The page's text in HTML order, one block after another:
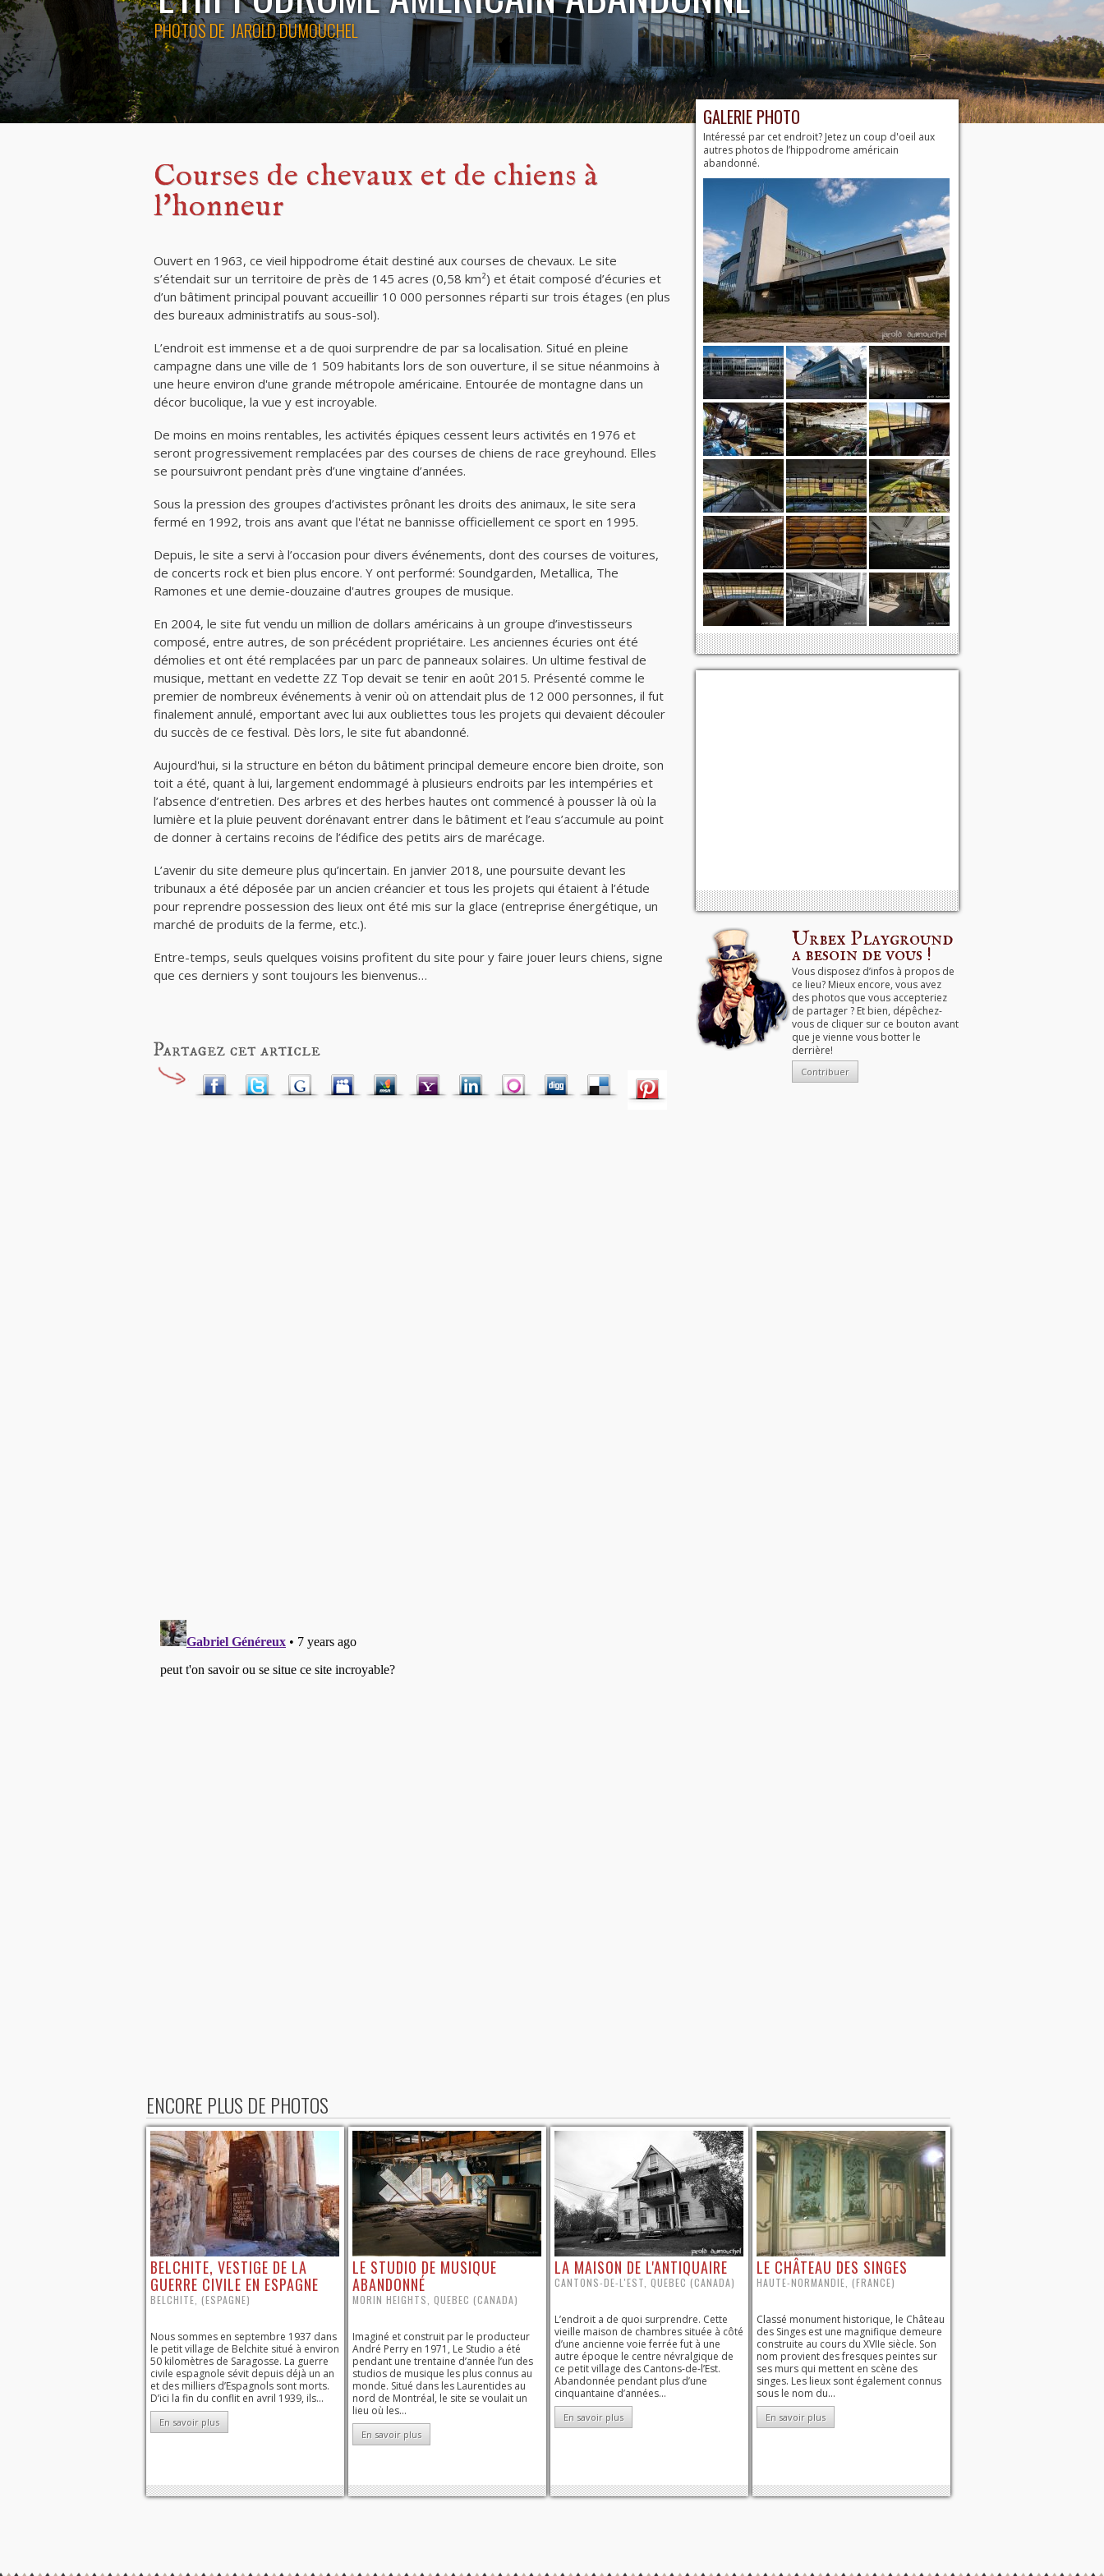
JAROLD DUMOUCHEL
PHOTOS DE
Courses de chevaux et de chiens à
l'honneur
Ouvert en 1963, ce vieil hippodrome était destiné aux courses de chevaux. Le site
s’étendait sur un territoire de près de 145 acres (0,58 km²) et était composé d’écuries et
d’un bâtiment principal pouvant accueillir 10 000 personnes réparti sur trois étages (en plus
des bureaux administratifs au sous-sol).
L’endroit est immense et a de quoi surprendre de par sa localisation. Situé en pleine
campagne dans une ville de 1 509 habitants lors de son ouverture, il se situe néanmoins à
une heure environ d'une grande métropole américaine. Entourée de montagne dans un
décor bucolique, la vue y est incroyable.
De moins en moins rentables, les activités épiques cessent leurs activités en 1976 et
seront progressivement remplacées par des courses de chiens de race greyhound. Elles
se poursuivront pendant près d’une vingtaine d’années.
Sous la pression des groupes d’activistes prônant les droits des animaux, le site sera
fermé en 1992, trois ans avant que l'état ne bannisse officiellement ce sport en 1995.
Depuis, le site a servi à l’occasion pour divers événements, dont des courses de voitures,
de concerts rock et bien plus encore. Y ont performé: Soundgarden, Metallica, The
Ramones et une demie-douzaine d'autres groupes de musique.
En 2004, le site fut vendu un million de dollars américains à un groupe d’investisseurs
composé, entre autres, de son précédent propriétaire. Les anciennes écuries ont été
démolies et ont été remplacées par un parc de panneaux solaires. Un ultime festival de
musique, mettant en vedette ZZ Top devait se tenir en août 2015. Présenté comme le
premier de nombreux événements à venir où on attendait plus de 12 000 personnes, il fut
finalement annulé, emportant avec lui aux oubliettes tous les projets qui devaient découler
du succès de ce festival. Dès lors, le site fut abandonné.
Aujourd'hui, si la structure en béton du bâtiment principal demeure encore bien droite, son
toit a été, quant à lui, largement endommagé à plusieurs endroits par les intempéries et
l’absence d’entretien. Des arbres et des herbes hautes ont commencé à pousser là où la
lumière et la pluie peuvent dorénavant entrer dans le bâtiment et l’eau s’accumule au point
de donner à certains recoins de l’édifice des petits airs de marécage.
L’avenir du site demeure plus qu’incertain. En janvier 2018, une poursuite devant les
tribunaux a été déposée par un ancien créancier et tous les projets qui étaient à l’étude
pour reprendre possession des lieux ont été mis sur la glace (entreprise énergétique, un
marché de produits de la ferme, etc.).
Entre-temps, seuls quelques voisins profitent du site pour y faire jouer leurs chiens, signe
que ces derniers y sont toujours les bienvenus…
GALERIE PHOTO
Intéressé par cet endroit? Jetez un coup d'oeil aux
autres photos de l’hippodrome américain
abandonné.
Urbex Playground
a besoin de vous !
Vous disposez d’infos à propos de
ce lieu? Mieux encore, vous avez
des photos que vous accepteriez
de partager ? Et bien, dépêchez-
vous de cliquer sur ce bouton avant
que je vienne vous botter le
derrière!
Contribuer
ENCORE PLUS DE PHOTOS
BELCHITE, VESTIGE DE LA
GUERRE CIVILE EN ESPAGNE
BELCHITE, (ESPAGNE)
Nous sommes en septembre 1937 dans
le petit village de Belchite situé à environ
50 kilomètres de Saragosse. La guerre
civile espagnole sévit depuis déjà un an
et des milliers d’Espagnols sont morts.
D’ici la fin du conflit en avril 1939, ils...
En savoir plus
LE STUDIO DE MUSIQUE
ABANDONNÉ
MORIN HEIGHTS, QUEBEC (CANADA)
Imaginé et construit par le producteur
André Perry en 1971, Le Studio a été
pendant une trentaine d’année l’un des
studios de musique les plus connus au
monde. Situé dans les Laurentides au
nord de Montréal, le site se voulait un
lieu où les...
En savoir plus
LA MAISON DE L'ANTIQUAIRE
CANTONS-DE-L'EST, QUEBEC (CANADA)
L’endroit a de quoi surprendre. Cette
vieille maison de chambres située à côté
d’une ancienne voie ferrée fut à une
autre époque le centre névralgique de
ce petit village des Cantons-de-l’Est.
Abandonnée pendant plus d’une
cinquantaine d’années...
En savoir plus
LE CHÂTEAU DES SINGES
HAUTE-NORMANDIE, (FRANCE)
Classé monument historique, le Château
des Singes est une magnifique demeure
construite au cours du XVIIe siècle. Son
nom provient des fresques peintes sur
ses murs qui mettent en scène des
singes. Les lieux sont également connus
sous le nom du...
En savoir plus